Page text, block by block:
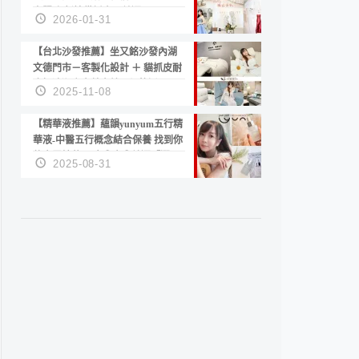
套服務 新娘備婚省心首選！
2026-01-31
【台北沙發推薦】坐又銘沙發內湖
文德門市－客製化設計 ＋ 貓抓皮耐
磨好清潔｜直營直銷、價格透明
高CP值打造夢想居家風格
2025-11-08
【精華液推薦】蘊韻yunyum五行精
華液-中醫五行概念結合保養 找到你
的專屬精華！ 水㊀土㊀就選「潤・
賦精華」維持肌膚剛剛好的平衡
2025-08-31